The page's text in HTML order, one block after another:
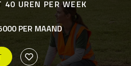
UREN PER WEEK
PER MAAND